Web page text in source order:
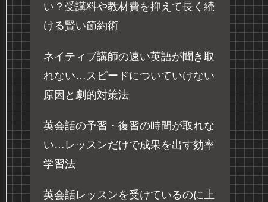
い？受講料や教材費を抑えて長く続
ける賢い節約術
ネイティブ講師の速い英語が聞き取
れない…スピードについていけない
原因と劇的対策法
英会話の予習・復習の時間が取れな
い…レッスンだけで成果を出す効率
学習法
英会話レッスンを受けているのに上